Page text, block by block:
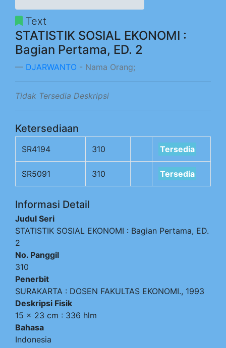
Text
STATISTIK SOSIAL EKONOMI :
Bagian Pertama, ED. 2
DJARWANTO - Nama Orang;
Tidak Tersedia Deskripsi
Ketersediaan
SR4194 310 Tersedia
SR5091 310 Tersedia
Informasi Detail
Judul Seri
STATISTIK SOSIAL EKONOMI : Bagian Pertama, ED.
2
No. Panggil
310
Penerbit
SURAKARTA : DOSEN FAKULTAS EKONOMI., 1993
Deskripsi Fisik
15 x 23 cm : 336 hlm
Bahasa
Indonesia